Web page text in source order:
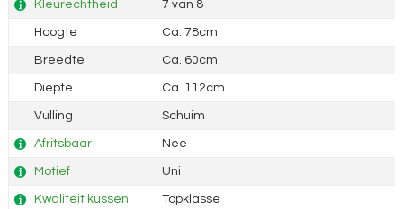
Kleurechtheid 7 van 8
Hoogte Ca. 78cm
Breedte Ca. 60cm
Diepte Ca. 112cm
Vulling Schuim
Afritsbaar Nee
Motief Uni
Kwaliteit kussen Topklasse